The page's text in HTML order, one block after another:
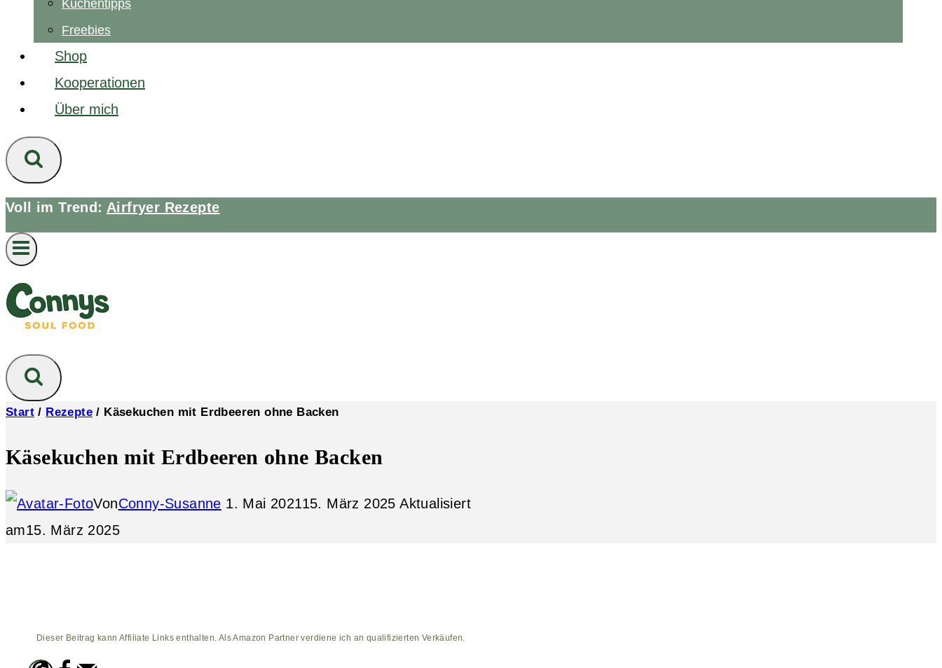
Küchentipps
Freebies
Shop
Kooperationen
Über mich
Voll im Trend: Airfryer Rezepte
Start / Rezepte / Käsekuchen mit Erdbeeren ohne Backen
Käsekuchen mit Erdbeeren ohne Backen
VonConny-Susanne 1. Mai 202115. März 2025 Aktualisiert
am15. März 2025
Dieser Beitrag kann Affiliate Links enthalten. Als Amazon Partner verdiene ich an qualifizierten Verkäufen.